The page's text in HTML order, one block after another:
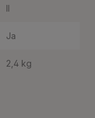
II
Ja
2,4 kg